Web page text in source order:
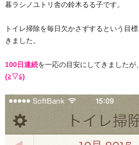
ユ暮ラシノユトリ舎の鈴木るる子です。
トイレ掃除を毎日欠かさずするという目
きました。
100日連続を一応の目安にしてきましたが、
(≧▽≦)